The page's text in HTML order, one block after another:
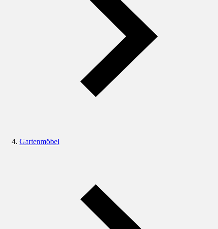
Gartenmöbel